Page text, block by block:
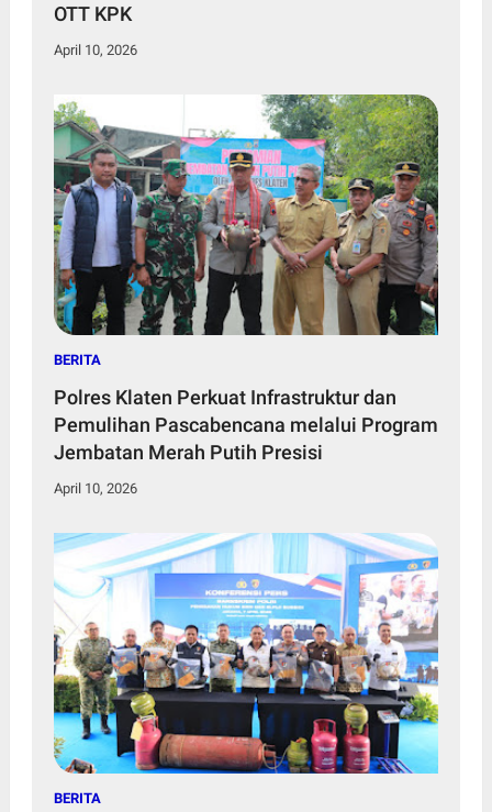
OTT KPK
April 10, 2026
BERITA
Polres Klaten Perkuat Infrastruktur dan
Pemulihan Pascabencana melalui Program
Jembatan Merah Putih Presisi
April 10, 2026
BERITA